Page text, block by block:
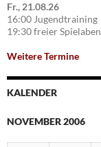
Fr., 21.08.26
16:00 Jugendtraining
19:30 freier
Weitere Termine
KALENDER
NOVEMBER 2006